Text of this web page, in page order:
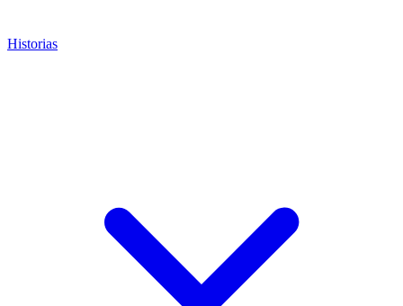
Historias